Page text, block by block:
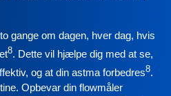
gange om dagen, hver dag, hvis
8. Dette vil hjælpe dig med at se,
og at din astma forbedres8.
Opbevar din flowmåler